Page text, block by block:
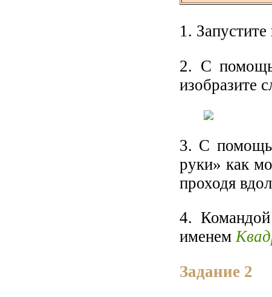
1.
2. С
изобразите
3. С
руки» как
проходя
4. Командой
именем
Задание 2